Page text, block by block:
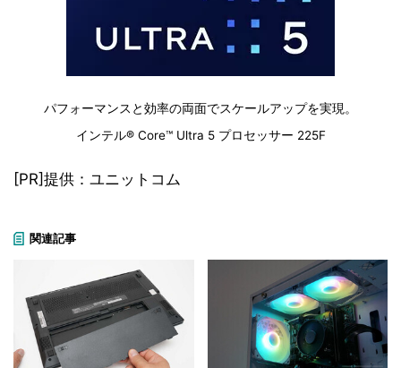
パフォーマンスと効率の両面でスケールアップを実現。
インテル® Core™ Ultra 5 プロセッサー 225F
[PR]提供：ユニットコム
関連記事